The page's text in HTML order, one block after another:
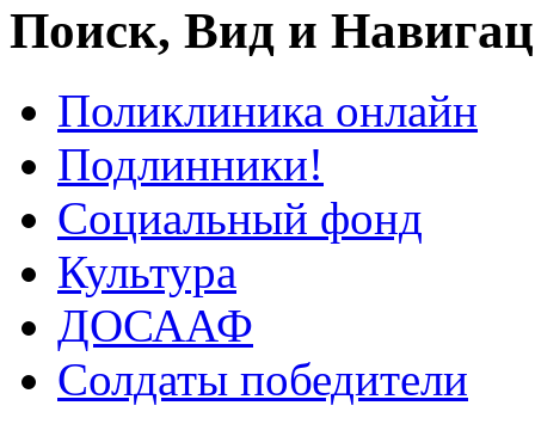
Поиск, Вид и
Поликлиника онлайн
Подлинники!
Социальный фонд
Культура
ДОСААФ
Солдаты победители